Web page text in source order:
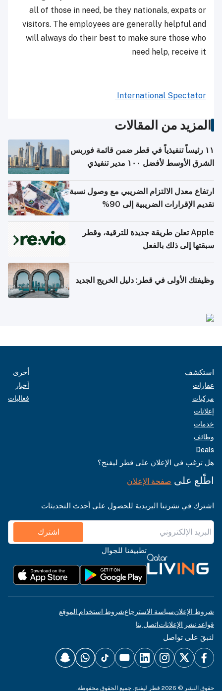
all of those in need, be they nationals, expats or
visitors. The employees are generally helpful and
will always do their best to make sure those who
need help, receive it
International Spectator
المزيد من المقالات
١١ رئيساً تنفيذياً في قطر ضمن قائمة فوربس
الشرق الأوسط لأفضل ١٠٠ مدير تنفيذي
ارتفاع معدل الالتزام الضريبي مع وصول نسبة
تقديم الإقرارات الضريبية إلى 90%
Apple تعلن طريقة جديدة للترقية، وقطر
سبقتها إلى ذلك بالفعل
وظيفتك الأولى في قطر: دليل الخريج الجديد
استكشف
عقارات
مركبات
إعلانات
خدمات
وظائف
Deals
أخرى
أخبار
فعاليات
هل ترغب في الإعلان على قطر ليفنج؟
اطّلع على صفحة الإعلان
اشترك في نشرتنا البريدية للحصول على أحدث التحديثات
اشترك
تطبيقنا للجوال
شروط الإعلانسياسة الاسترجاعشروط استخدام الموقع
قواعد نشر الإعلاناتاتصل بنا
لنبقَ على تواصل
حقوق النشر © 2026 قطر ليفنج. جميع الحقوق محفوظة.